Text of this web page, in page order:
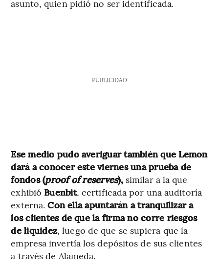
asunto, quien pidió no ser identificada.
PUBLICIDAD
Ese medio pudo averiguar también que Lemon
dará a conocer este viernes una prueba de
fondos (proof of reserves),similar a la que
exhibió Buenbit, certificada por una auditoría
externa.Con ella apuntarán a tranquilizar a
los clientes de que la firma no corre riesgos
de liquidez, luego de que se supiera que la
empresa invertía los depósitos de sus clientes
a través de Alameda.